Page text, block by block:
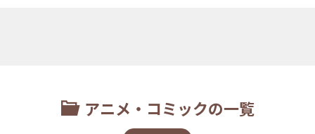
アニメ・コミックの一覧